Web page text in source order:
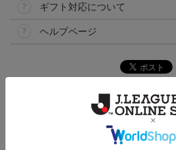
ギフト対応について
ヘルプページ